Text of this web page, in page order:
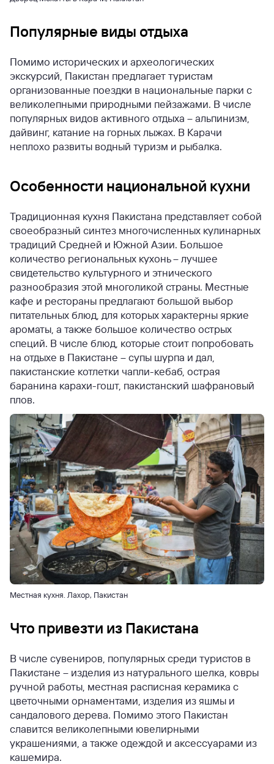
Популярные виды отдыха
Помимо исторических и археологических
экскурсий, Пакистан предлагает туристам
организованные поездки в национальные парки с
великолепными природными пейзажами. В числе
популярных видов активного отдыха – альпинизм,
дайвинг, катание на горных лыжах. В Карачи
неплохо развиты водный туризм и рыбалка.
Особенности национальной кухни
Традиционная кухня Пакистана представляет собой
своеобразный синтез многочисленных кулинарных
традиций Средней и Южной Азии. Большое
количество региональных кухонь – лучшее
свидетельство культурного и этнического
разнообразия этой многоликой страны. Местные
кафе и рестораны предлагают большой выбор
питательных блюд, для которых характерны яркие
ароматы, а также большое количество острых
специй. В числе блюд, которые стоит попробовать
на отдыхе в Пакистане – супы шурпа и дал,
пакистанские котлетки чапли-кебаб, острая
баранина карахи-гошт, пакистанский шафрановый
плов.
Местная кухня. Лахор, Пакистан
Что привезти из Пакистана
В числе сувениров, популярных среди туристов в
Пакистане – изделия из натурального шелка, ковры
ручной работы, местная расписная керамика с
цветочными орнаментами, изделия из яшмы и
сандалового дерева. Помимо этого Пакистан
славится великолепными ювелирными
украшениями, а также одеждой и аксессуарами из
кашемира.